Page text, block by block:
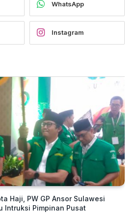
WhatsApp
Instagram
Haji, PW GP Ansor Sulawesi
Intruksi Pimpinan Pusat